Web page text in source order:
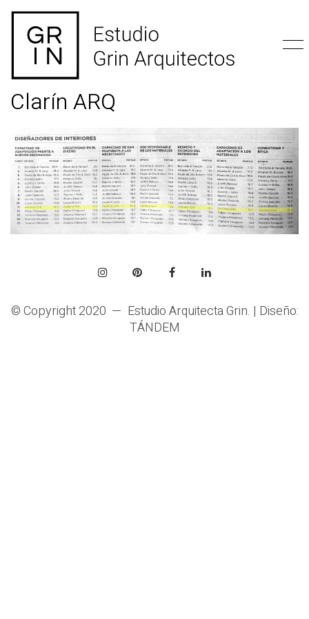
Clarín ARQ
© Copyright 2020 — Estudio Arquitecta Grin. | Diseño:
TÁNDEM